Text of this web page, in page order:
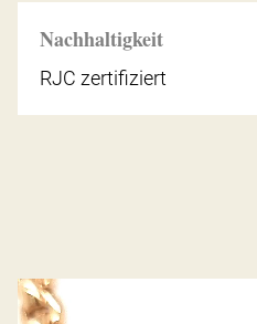
Nachhaltigkeit
RJC zertifiziert